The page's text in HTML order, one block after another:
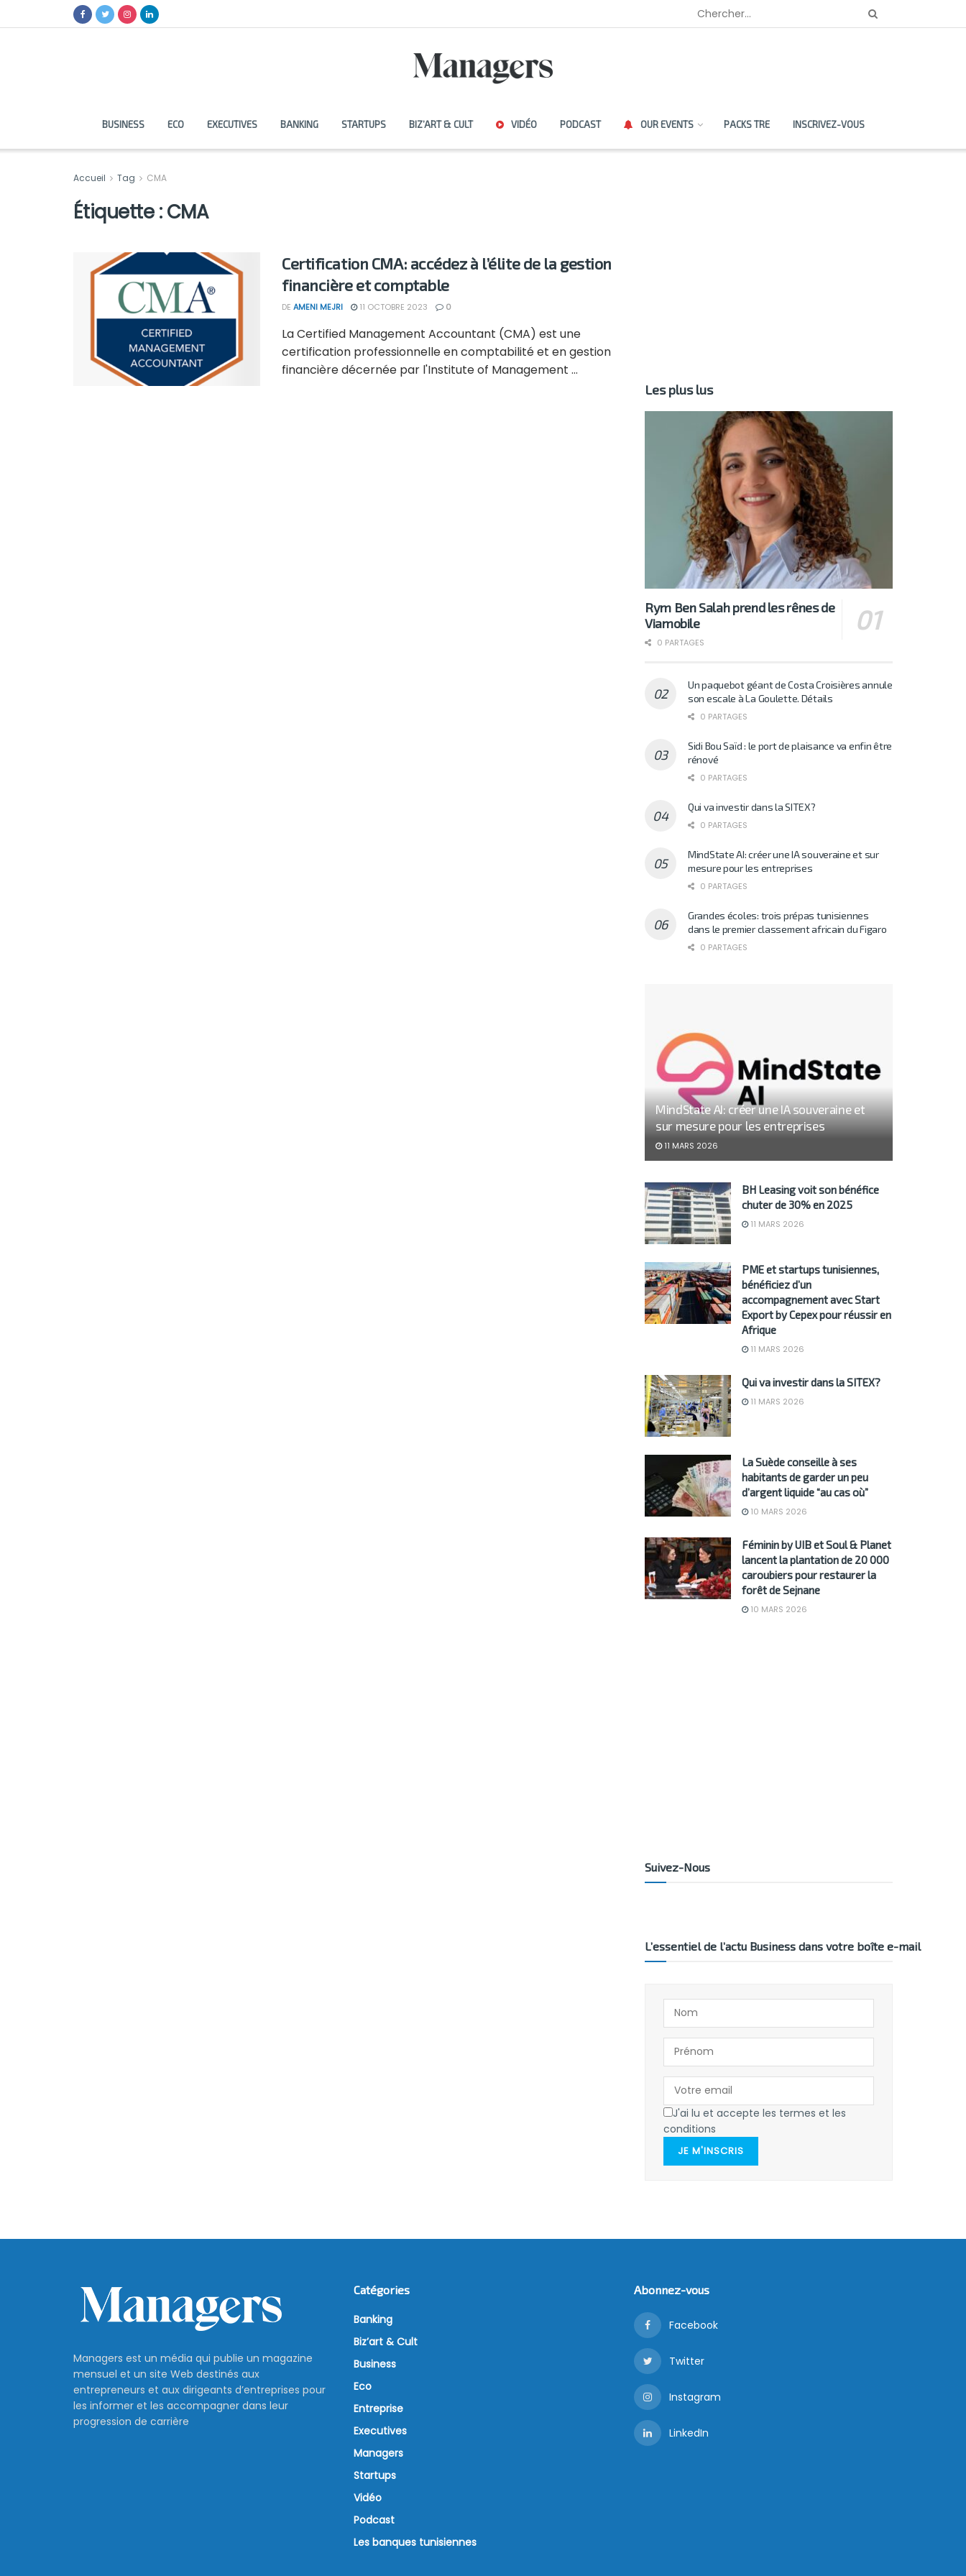
BUSINESS ECO EXECUTIVES BANKING STARTUPS BIZ’ART & CULT VIDÉO PODCAST OUR EVENTS PACKS TRE INSCRIVEZ-VOUS
Accueil Tag CMA
Étiquette :CMA
Certification CMA: accédez à l’élite de la gestion
financière et comptable
DE AMENI MEJRI 11 OCTOBRE 2023 0
La Certified Management Accountant (CMA) est une
certification professionnelle en comptabilité et en gestion
financière décernée par l'Institute of Management ...
Les plus lus
Rym Ben Salah prend les rênes de
Viamobile
0 PARTAGES
Un paquebot géant de Costa Croisières annule
son escale à La Goulette. Détails
0 PARTAGES
Sidi Bou Saïd : le port de plaisance va enfin être
rénové
0 PARTAGES
Qui va investir dans la SITEX?
0 PARTAGES
MindState AI: créer une IA souveraine et sur
mesure pour les entreprises
0 PARTAGES
Grandes écoles: trois prépas tunisiennes
dans le premier classement africain du Figaro
0 PARTAGES
MindState AI: créer une IA souveraine et
sur mesure pour les entreprises
11 MARS 2026
BH Leasing voit son bénéfice
chuter de 30% en 2025
11 MARS 2026
PME et startups tunisiennes,
bénéficiez d’un
accompagnement avec Start
Export by Cepex pour réussir en
Afrique
11 MARS 2026
Qui va investir dans la SITEX?
11 MARS 2026
La Suède conseille à ses
habitants de garder un peu
d’argent liquide “au cas où”
10 MARS 2026
Féminin by UIB et Soul & Planet
lancent la plantation de 20 000
caroubiers pour restaurer la
forêt de Sejnane
10 MARS 2026
Suivez-Nous
L’essentiel de l’actu Business dans votre boîte e-mail
J'ai lu et accepte les termes et les
conditions
JE M'INSCRIS
Managers est un média qui publie un magazine
mensuel et un site Web destinés aux
entrepreneurs et aux dirigeants d’entreprises pour
les informer et les accompagner dans leur
progression de carrière
Catégories
Banking
Biz’art & Cult
Business
Eco
Entreprise
Executives
Managers
Startups
Vidéo
Podcast
Les banques tunisiennes
Abonnez-vous
Facebook
Twitter
Instagram
LinkedIn